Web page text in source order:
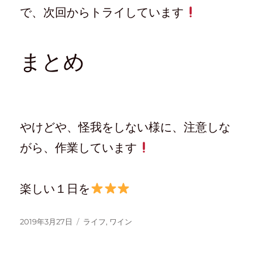
で、次回からトライしています
まとめ
やけどや、怪我をしない様に、注意しな
がら、作業しています
楽しい１日を
2019年3月27日 ライフ, ワイン